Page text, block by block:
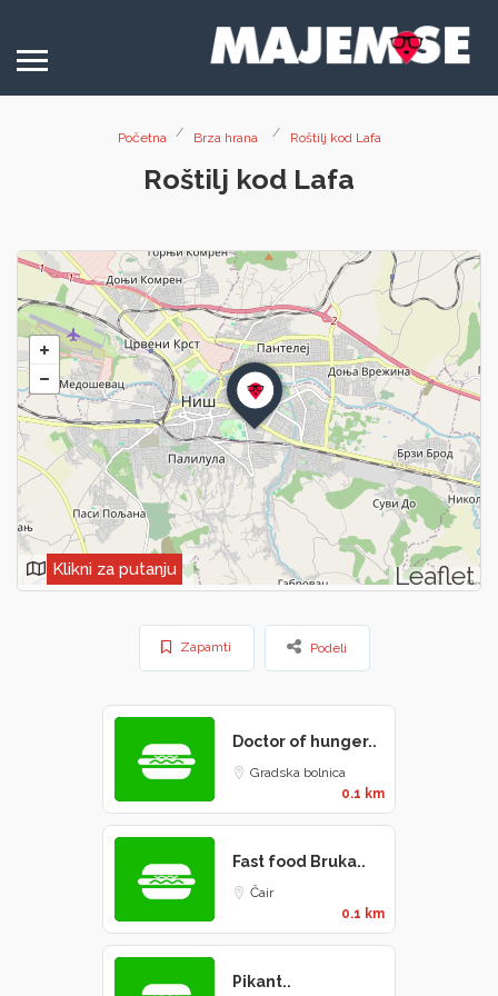
Početna Brza hrana Roštilj kod Lafa
Roštilj kod Lafa
Leaflet
Klikni za putanju
Zapamti Podeli
Doctor of hunger..
Gradska bolnica
0.1 km
Fast food Bruka..
Čair
0.1 km
Pikant..